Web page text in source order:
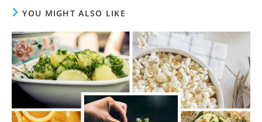
YOU MIGHT ALSO LIKE